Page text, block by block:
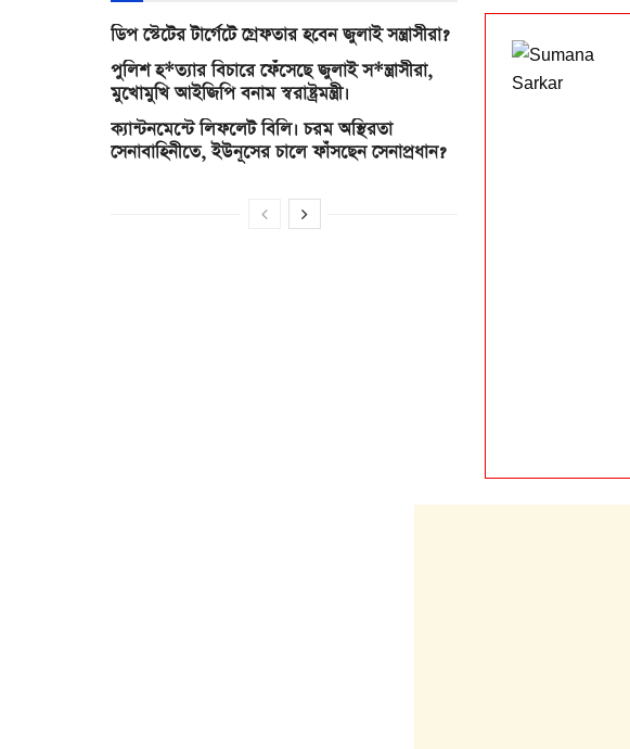
ডিপ স্টেটের টার্গেটে গ্রেফতার হবেন জুলাই সন্ত্রাসীরা?
পুলিশ হ*ত্যার বিচারে ফেঁসেছে জুলাই স*ন্ত্রাসীরা,
মুখোমুখি আইজিপি বনাম স্বরাষ্ট্রমন্ত্রী।
ক্যান্টনমেন্টে লিফলেট বিলি। চরম অস্থিরতা
সেনাবাহিনীতে, ইউনূসের চালে ফাঁসছেন সেনাপ্রধান?